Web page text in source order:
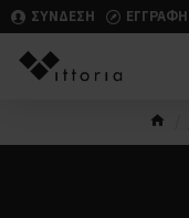
ΣΥΝΔΕΣΗ ΕΓΓΡΑΦΗ